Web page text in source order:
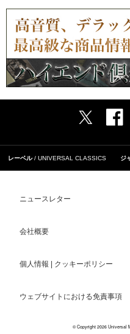
レーベル UNIVERSAL CLASSICS ジ
ニュースレター
会社概要
個人情報 | クッキーポリシー
ウェブサイトにおける免責事項
© Copyright 2026 Universal